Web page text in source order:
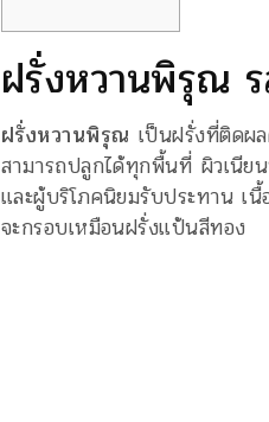
ฝรั่งหวานพิรุณ
ฝรั่งหวานพิรุณ เป็นฝรั่งที่ติดผ
สามารถปลูกได้ทุกพื้นที่ ผิวเนีย
และผู้บริโภคนิยมรับประทาน เนื้
จะกรอบเหมือนฝรั่งแป้นสีทอง